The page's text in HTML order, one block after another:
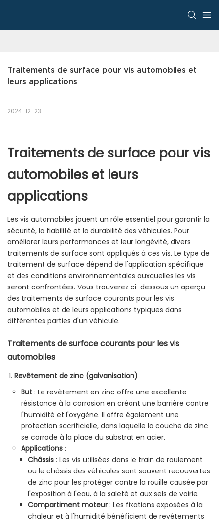
Traitements de surface pour vis automobiles et
leurs applications
2024-12-23
Traitements de surface pour vis
automobiles et leurs
applications
Les vis automobiles jouent un rôle essentiel pour garantir la
sécurité, la fiabilité et la durabilité des véhicules. Pour
améliorer leurs performances et leur longévité, divers
traitements de surface sont appliqués à ces vis. Le type de
traitement de surface dépend de l'application spécifique
et des conditions environnementales auxquelles les vis
seront confrontées. Vous trouverez ci-dessous un aperçu
des traitements de surface courants pour les vis
automobiles et de leurs applications typiques dans
différentes parties d'un véhicule.
Traitements de surface courants pour les vis
automobiles
Revêtement de zinc (galvanisation)
But : Le revêtement en zinc offre une excellente
résistance à la corrosion en créant une barrière contre
l'humidité et l'oxygène. Il offre également une
protection sacrificielle, dans laquelle la couche de zinc
se corrode à la place du substrat en acier.
Applications :
Châssis : Les vis utilisées dans le train de roulement
ou le châssis des véhicules sont souvent recouvertes
de zinc pour les protéger contre la rouille causée par
l'exposition à l'eau, à la saleté et aux sels de voirie.
Compartiment moteur : Les fixations exposées à la
chaleur et à l'humidité bénéficient de revêtements